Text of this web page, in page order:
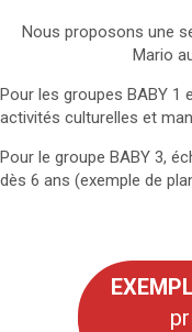
Nous proposons une
Mario
Pour les groupes BABY 1
activités culturelles et
Pour le groupe BABY 3,
dès 6 ans (exemple de